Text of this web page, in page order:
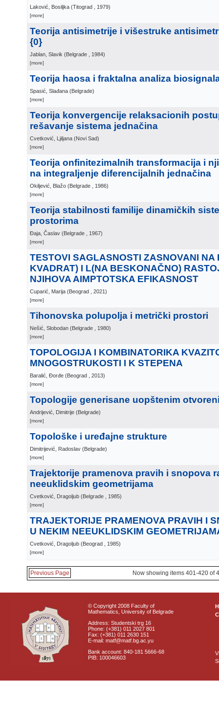
Laković, Bosiljka (Titograd , 1979)
[more]
Teorija antisimetrije i višestruke
{0}
Jablan, Slavik (Belgrade , 1984)
[more]
Teorija haosa i fraktalna analiza
Spasić, Slađana (Belgrade)
[more]
Teorija konvergencije relaksacionih
rešavanje sistema jednačina
Cvetković, Ljiljana (Novi Sad)
[more]
Teorija onfinitezimalnih transformacija i
na integraljenje diferencijalnih jednačina
Okiljević, Blažo (Belgrade , 1986)
[more]
Teorija stabilnosti familije dinamičkih
prostorima
Đaja, Časlav (Belgrade , 1967)
[more]
TESTOVI SAGLASNOSTI ZASNOVANI NA
KVADRAT) I L(NA BESKONAČNO)
NJIHOVA AIMPTOTSKA EFIKASNOST
Cuparić, Marija (Beograd , 2021)
[more]
Tihonovska polupolja i metrički prostori
Nešić, Slobodan (Belgrade , 1980)
[more]
TOPOLOGIJA I KOMBINATORIKA
MNOGOSTRUKOSTI I K STEPENA
Baralić, Đorđe (Beograd , 2013)
[more]
Topologije generisane uopštenim
Andrijević, Dimitrije (Belgrade)
[more]
Topološke i uređajne strukture
Dimitrijević, Radoslav (Belgrade)
[more]
Trajektorije pramenova pravih i snopova
neeuklidskim geometrijama
Cvetković, Dragoljub (Belgrade , 1985)
[more]
TRAJEKTORIJE PRAMENOVA PRAVIH I
U NEKIM NEEUKLIDSKIM
Cvetković, Dragoljub (Beograd , 1985)
[more]
Previous Page Now showing items 401-420 of
© Copyright 2008 Faculty of
Mathematics, University of Belgrade
Address: Studentski trg 16
Phone: (+381) 011 2027 801
Fax: (+381) 011 2630 151
E-mail: matf@matf.bg.ac.yu
Bank account: 840-181 5666-68
PIB: 100046603